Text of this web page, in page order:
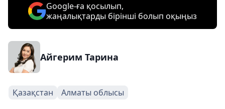
Google-ға қосылып,
жаңалықтарды бірінші болып оқыңыз
Айгерим Тарина
Қазақстан Алматы облысы